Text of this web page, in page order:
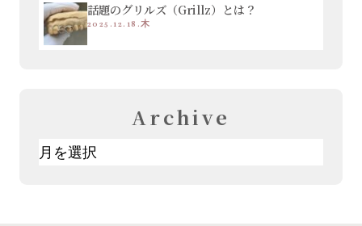
話題のグリルズ（Grillz）とは？
2025.12.18.木
Archive
ア